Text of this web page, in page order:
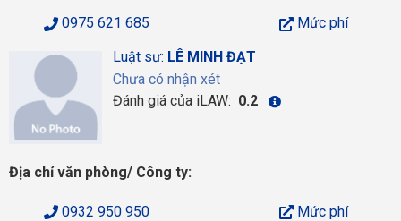
0975 621 685
Mức phí
Luật sư: LÊ MINH ĐẠT
Chưa có nhận xét
Đánh giá của iLAW: 0.2
Địa chỉ văn phòng/ Công ty:
0932 950 950
Mức phí